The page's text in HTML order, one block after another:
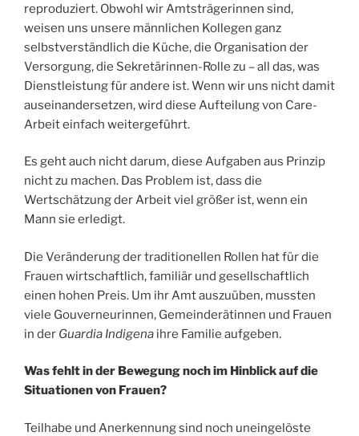
reproduziert. Obwohl wir Amtsträgerinnen sind,
weisen uns unsere männlichen Kollegen ganz
selbstverständlich die Küche, die Organisation der
Versorgung, die Sekretärinnen-Rolle zu – all das, was
Dienstleistung für andere ist. Wenn wir uns nicht damit
auseinandersetzen, wird diese Aufteilung von Care-
Arbeit einfach weitergeführt.
Es geht auch nicht darum, diese Aufgaben aus Prinzip
nicht zu machen. Das Problem ist, dass die
Wertschätzung der Arbeit viel größer ist, wenn ein
Mann sie erledigt.
Die Veränderung der traditionellen Rollen hat für die
Frauen wirtschaftlich, familiär und gesellschaftlich
einen hohen Preis. Um ihr Amt auszuüben, mussten
viele Gouverneurinnen, Gemeinderätinnen und Frauen
in der Guardia Indigena ihre Familie aufgeben.
Was fehlt in der Bewegung noch im Hinblick auf die
Situationen von Frauen?
Teilhabe und Anerkennung sind noch uneingelöste